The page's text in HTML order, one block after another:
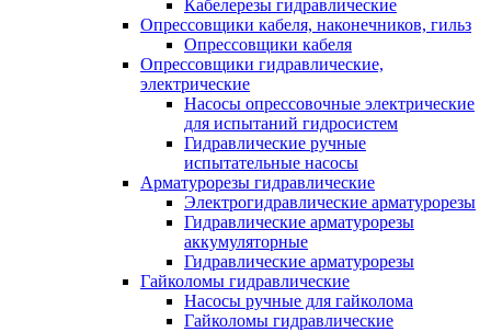
Кабелерезы гидравлические
Опрессовщики кабеля, наконечников, гильз
Опрессовщики кабеля
Опрессовщики гидравлические,
электрические
Насосы опрессовочные электрические
для испытаний гидросистем
Гидравлические ручные
испытательные насосы
Арматурорезы гидравлические
Электрогидравлические арматурорезы
Гидравлические арматурорезы
аккумуляторные
Гидравлические арматурорезы
Гайколомы гидравлические
Насосы ручные для гайколома
Гайколомы гидравлические